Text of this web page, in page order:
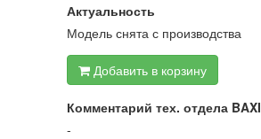
Актуальность
Модель снята с производства
Добавить в корзину
Комментарий тех. отдела BAXI
-